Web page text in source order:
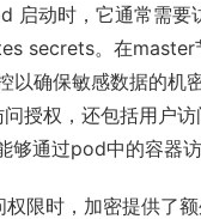
启动时，它通常需
secrets。在
以确保敏感数据的机
授权，还包括用户
通过pod中的容器访
限时，加密提供了